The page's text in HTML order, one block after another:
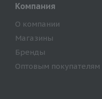
Компания
О компании
Магазины
Бренды
Оптовым покупателям